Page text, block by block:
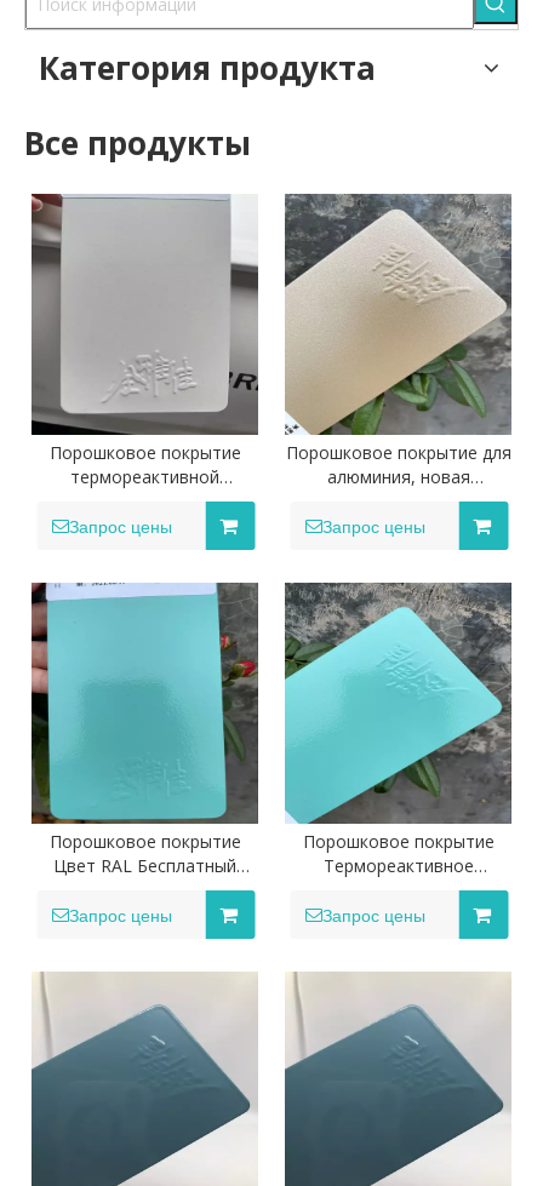
Категория продукта
Все продукты
Порошковое покрытие
термореактивной
электростатической
порошковой краски для
Запрос цены
Порошковое покрытие для
алюминия, новая
портативная аэрозольная
краска, порошковое
покрытие для наружного
Запрос цены
Порошковое покрытие
Цвет RAL Бесплатный
образец Аэрозольная
краска Зеленая глянцевая
система порошкового
Запрос цены
Порошковое покрытие
Термореактивное
электростатическое
порошковое покрытие/
аэрозольная краска для
Запрос цены